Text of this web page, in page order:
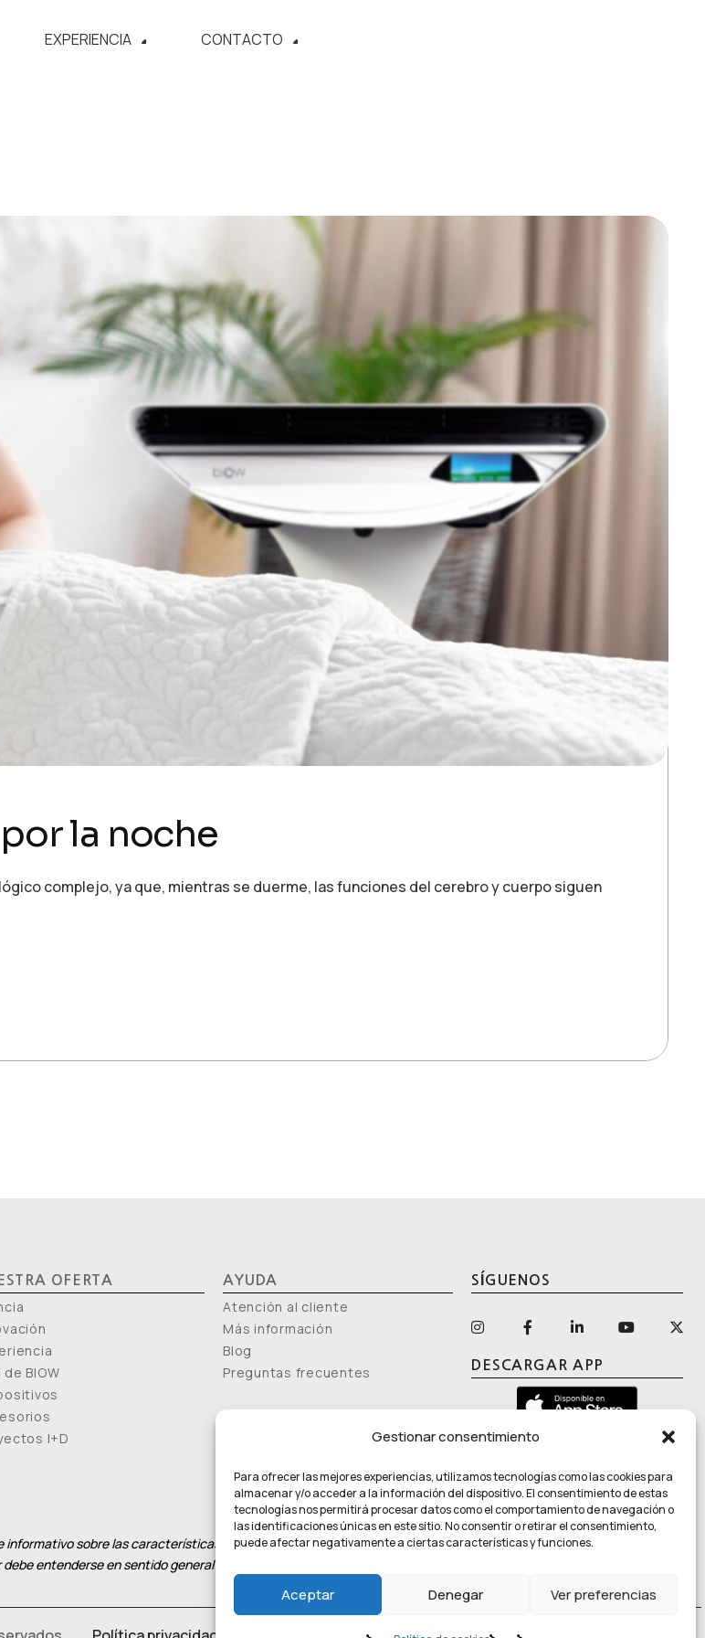
Gestionar consentimiento
Para ofrecer las mejores experiencias, utilizamos tecnologías como las cookies para
almacenar y/o acceder a la información del dispositivo. El consentimiento de estas
tecnologías nos permitirá procesar datos como el comportamiento de navegación o
las identificaciones únicas en este sitio. No consentir o retirar el consentimiento,
puede afectar negativamente a ciertas características y funciones.
Aceptar Denegar Ver preferencias
EXPERIENCIA CONTACTO
la noche
complejo, ya que, mientras se duerme, las funciones del cerebro y cuerpo siguen
OFERTA
de BIOW
I+D
AYUDA
Atención al cliente
Más información
Blog
Preguntas frecuentes
SÍGUENOS
DESCARGAR APP
sobre las características del producto. El producto no es un medicamento ni un producto sanitario, y no
entenderse en sentido general y no como atribución de propiedades sanitarias específicas